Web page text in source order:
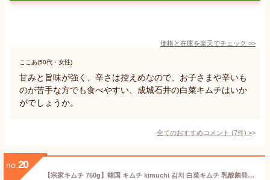
価格と在庫を楽天でチェック >>
ここあ(50代・女性)
甘みと旨味が強く、辛さは控えめなので、お子さまや辛いも
のが苦手な方でも食べやすい、成城石井の白菜キムチはいか
がでしょうか。
全てのおすすめコメント (7件) >
no. 20
【宗家キムチ 750g】韓国 キムチ kimuchi 김치 白菜キムチ 乳酸菌発酵 業務用 ご飯のお供 ごはんのおとも 大象ジャパン チョンカキムチ